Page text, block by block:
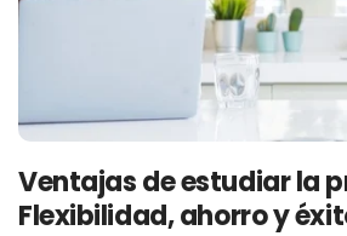
Ventajas de estudiar la
Flexibilidad, ahorro y